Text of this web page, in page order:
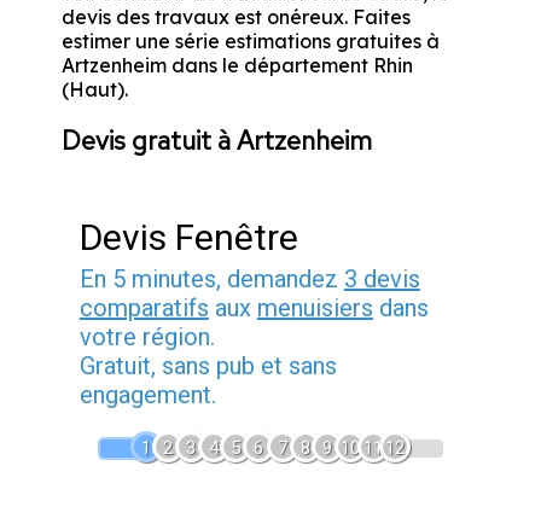
devis des travaux est onéreux. Faites
estimer une série estimations gratuites à
Artzenheim dans le département Rhin
(Haut).
Devis gratuit à Artzenheim
Devis Fenêtre
En 5 minutes, demandez 3 devis
comparatifs aux menuisiers dans
votre région.
Gratuit, sans pub et sans
engagement.
1 2 3 4 5 6 7 8 9 1011 12